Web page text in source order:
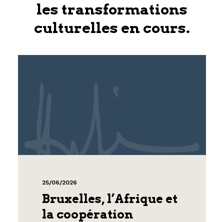
les transformations
culturelles en cours.
25/06/2026
Bruxelles, l’Afrique et
la coopération